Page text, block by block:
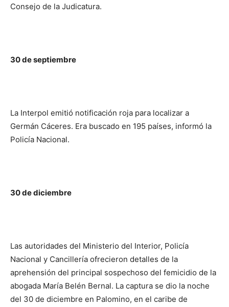
Consejo de la Judicatura.
30 de septiembre
La Interpol emitió notificación roja para localizar a
Germán Cáceres. Era buscado en 195 países, informó la
Policía Nacional.
30 de diciembre
Las autoridades del Ministerio del Interior, Policía
Nacional y Cancillería ofrecieron detalles de la
aprehensión del principal sospechoso del femicidio de la
abogada María Belén Bernal. La captura se dio la noche
del 30 de diciembre en Palomino, en el caribe de